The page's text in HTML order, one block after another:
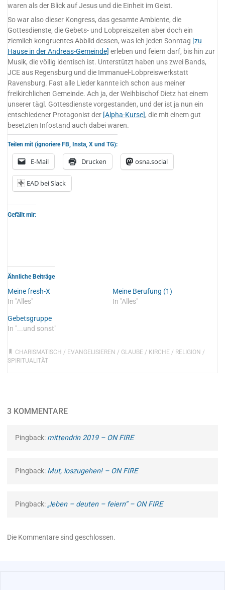
waren als der Blick auf Jesus und die Einheit im Geist.
So war also dieser Kongress, das gesamte Ambiente, die
Gottesdienste, die Gebets- und Lobpreiszeiten aber doch ein
ziemlich kongruentes Abbild dessen, was ich jeden Sonntag [zu
Hause in der Andreas-Gemeinde] erleben und feiern darf, bis hin zur
Musik, die völlig identisch ist. Unterstützt haben uns zwei Bands,
JCE aus Regensburg und die Immanuel-Lobpreiswerkstatt
Ravensburg. Fast alle Lieder kannte ich schon aus meiner
freikirchlichen Gemeinde. Ach ja, der Weihbischof Dietz hat einem
unserer tägl. Gottesdienste vorgestanden, und der ist ja nun ein
entschiedener Protagonist der [Alpha-Kurse], die mit einem gut
besetzten Infostand auch dabei waren.
Teilen mit (ignoriere FB, Insta, X und TG):
E-Mail Drucken osna.social
EAD bei Slack
Gefällt mir:
Ähnliche Beiträge
Meine fresh-X
In "Alles"
Meine Berufung (1)
In "Alles"
Gebetsgruppe
In "...und sonst"
CHARISMATISCH / EVANGELISIEREN / GLAUBE/ KIRCHE/ RELIGION /
SPIRITUALITÄT
3 KOMMENTARE
Pingback: mittendrin 2019 – ON FIRE
Pingback: Mut, loszugehen! – ON FIRE
Pingback: „leben – deuten – feiern“ – ON FIRE
Die Kommentare sind geschlossen.